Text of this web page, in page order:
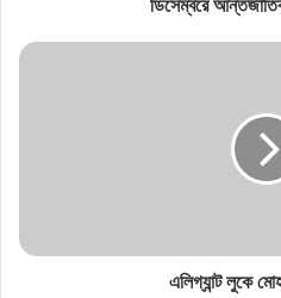
এলিগ্যান্ট লুকে